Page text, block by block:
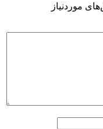
موردنیاز